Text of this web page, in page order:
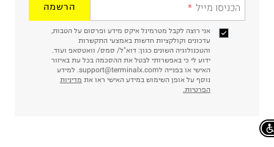
הכניסו מייל הרשמה
אני רוצה לקבל מטרמינל איקס מידע ופרסום על הטבות,
עדכונים וקולקציות חדשות באמצעי התקשרות
והטכנולוגיה השונים כגון: דוא"ל/ סמס/ וואטסאפ ועוד.
ידוע לי כי באפשרותי לבטל את ההסכמה בכל עת באיזור
האישי או בפנייה לsupport@terminalx.com. למידע
נוסף על אופן השימוש במידע האישי ראו את מדיניות
הפרטיות.